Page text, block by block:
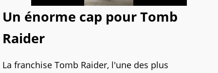
Un énorme cap pour Tomb
Raider
La franchise Tomb Raider, l'une des plus